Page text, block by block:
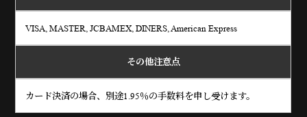
VISA, MASTER, JCBAMEX, DINERS, American Express
その他注意点
カード決済の場合、別途1.95％の手数料を申し受けます。